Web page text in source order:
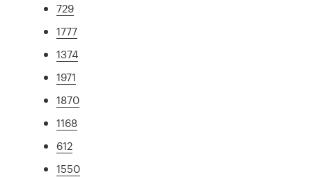
729
1777
1374
1971
1870
1168
612
1550